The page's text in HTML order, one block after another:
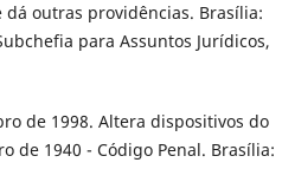
dá outras providências. Brasília:
para Assuntos Jurídicos,
de 1998. Altera dispositivos do
de 1940 - Código Penal. Brasília: